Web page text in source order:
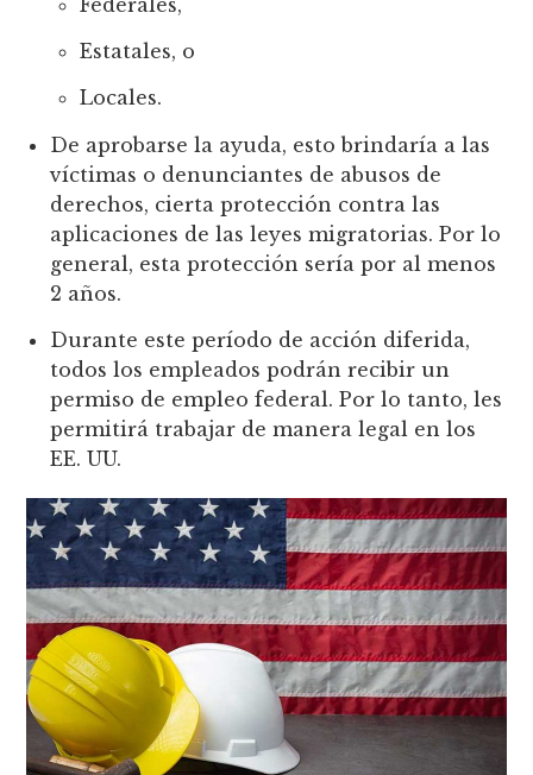
Estatales, o
Locales.
De aprobarse la ayuda, esto brindaría a las
víctimas o denunciantes de abusos de
derechos, cierta protección contra las
aplicaciones de las leyes migratorias. Por lo
general, esta protección sería por al menos
2 años.
Durante este período de acción diferida,
todos los empleados podrán recibir un
permiso de empleo federal. Por lo tanto, les
permitirá trabajar de manera legal en los
EE. UU.